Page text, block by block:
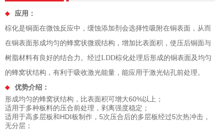
应用：
棕化是铜面在微蚀反应中，缓蚀添加剂会选择性吸附在铜表面，从而
在铜表面形成均匀的蜂窝状微观结构，增加比表面积，使压后铜面与
树脂材料有良好的结合力。经过LDD棕化处理后形成的铜表面及均匀
的蜂窝状结构，有利于吸收激光能量，能应用于激光钻孔前处理。
优势介绍：
形成均匀的蜂窝状结构，比表面积可增大60%以上；
适用于多种板料的压合前处理，剥离强度稳定；
适用于高多层板和HDI板制作，5次压合后的多层板经过5次热冲击，
无分层；